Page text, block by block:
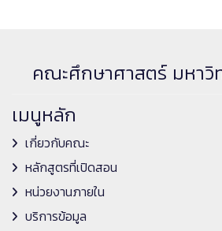
คณะศึกษาศาสตร์ มหา
เมนูหลัก
เกี่ยวกับคณะ
หลักสูตรที่เปิดสอน
หน่วยงานภายใน
บริการข้อมูล